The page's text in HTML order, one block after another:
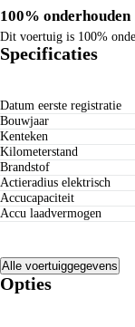
100% onderhouden
Dit voertuig is 100%
Specificaties
Datum eerste registratie
Bouwjaar
Kenteken
Kilometerstand
Brandstof
Actieradius elektrisch
Accucapaciteit
Accu laadvermogen
Alle voertuiggegevens
Opties